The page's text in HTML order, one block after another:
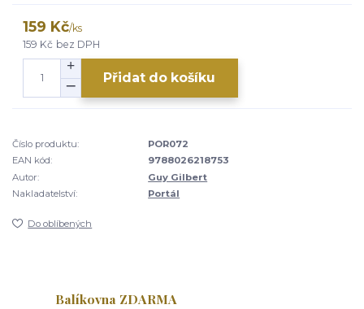
159 Kč/ks
159 Kč bez DPH
Přidat do košíku
Číslo produktu:
POR072
EAN kód:
9788026218753
Autor:
Guy Gilbert
Nakladatelství:
Portál
Do oblíbených
Balíkovna ZDARMA